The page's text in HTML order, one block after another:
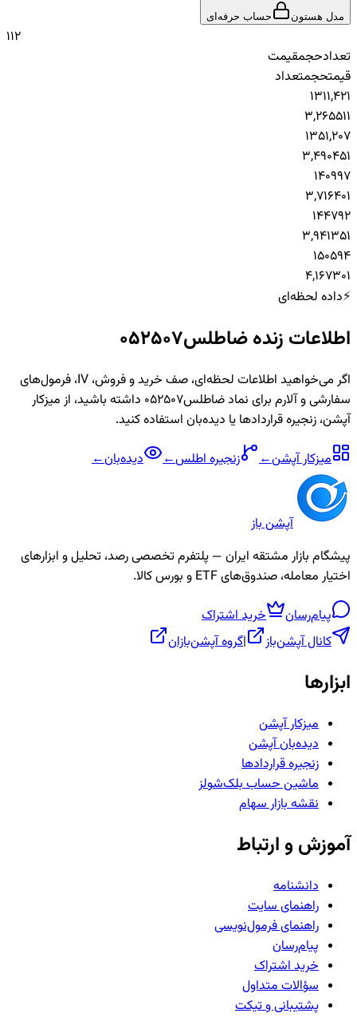
مدل هستون حساب حرفه‌ای
112
تعدادحجمقیمت
قیمتحجمتعداد
1311,421
3,265511
1351,207
3,490451
140997
3,716401
144792
3,941351
150594
4,167301
⚡داده لحظه‌ای
اطلاعات زندهضاطلس052507
اگر می‌خواهید اطلاعات لحظه‌ای، صف خرید و فروش، IV، فرمول‌های
سفارشی و آلارم برای نمادضاطلس052507
داشته باشید، از میزکار
آپشن، زنجیره قراردادها یا دیده‌بان استفاده کنید.
میزکار آپشن← زنجیرهاطلس← دیده‌بان←
آپشن باز
پیشگام بازار مشتقه ایران — پلتفرم تخصصی رصد، تحلیل و ابزارهای
اختیار معامله، صندوق‌های ETF و بورس کالا.
پیام‌رسان
خرید اشتراک
کانال آپشن‌باز
|گروه آپشن‌بازان
ابزارها
میزکار آپشن
دیده‌بان آپشن
زنجیره قراردادها
ماشین حساب بلک‌شولز
نقشه بازار سهام
آموزش و ارتباط
دانشنامه
راهنمای سایت
راهنمای فرمول‌نویسی
پیام‌رسان
خرید اشتراک
سؤالات متداول
پشتیبانی و تیکت